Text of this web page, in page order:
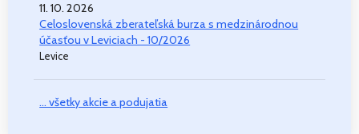
11. 10. 2026
Celoslovenská zberateľská burza s medzinárodnou
účasťou v Leviciach - 10/2026
Levice
... všetky akcie a podujatia